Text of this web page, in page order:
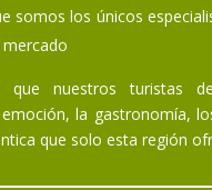
somos los únicos
que nuestros turistas
la gastronomía,
que solo esta región